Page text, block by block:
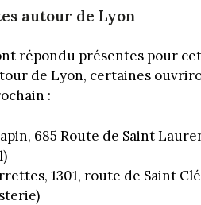
autour de Lyon
répondu présentes pour
de Lyon, certaines
:
685 Route de Saint
1301, route de Saint